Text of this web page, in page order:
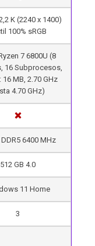
K (2240 x 1400)
100% sRGB
7 6800U​ (8
16 Subprocesos,
16 MB, 2.70 GHz
4.70 GHz)
DDR5 6400 MHz
512 GB 4.0
11 Home
3